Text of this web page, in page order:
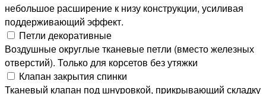
небольшое расширение к низу конструкции, усиливая
поддерживающий эффект.
Петли декоративные
Воздушные округлые тканевые петли (вместо железных
отверстий). Только для корсетов без утяжки
Клапан закрытия спинки
Тканевый клапан под шнуровкой, прикрывающий складку